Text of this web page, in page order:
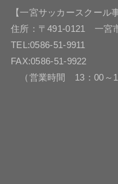
【一宮サッカースクール
住所：〒491-0121 一宮
TEL:0586-51-9911
FAX:0586-51-9922
（営業時間 13：00～